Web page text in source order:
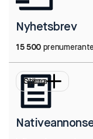
Nyhetsbrev
15 500
Öppna
Stäng